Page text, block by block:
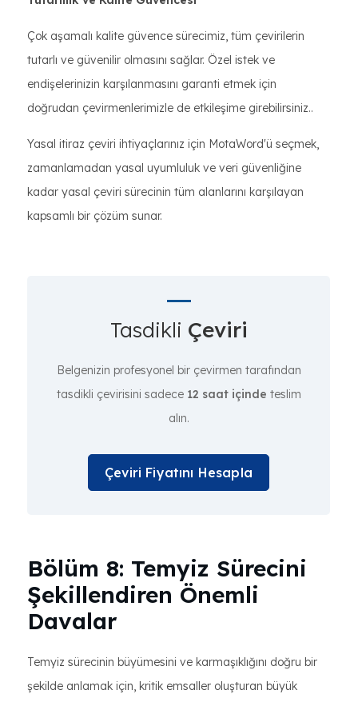
Çok aşamalı kalite güvence sürecimiz, tüm çevirilerin
tutarlı ve güvenilir olmasını sağlar. Özel istek ve
endişelerinizin karşılanmasını garanti etmek için
doğrudan çevirmenlerimizle de etkileşime girebilirsiniz..
Yasal itiraz çeviri ihtiyaçlarınız için MotaWord'ü seçmek,
zamanlamadan yasal uyumluluk ve veri güvenliğine
kadar yasal çeviri sürecinin tüm alanlarını karşılayan
kapsamlı bir çözüm sunar.
Tasdikli Çeviri
Belgenizin profesyonel bir çevirmen tarafından
tasdikli çevirisini sadece 12 saat içinde teslim
alın.
Çeviri Fiyatını Hesapla
Bölüm 8: Temyiz Sürecini
Şekillendiren Önemli
Davalar
Temyiz sürecinin büyümesini ve karmaşıklığını doğru bir
şekilde anlamak için, kritik emsaller oluşturan büyük